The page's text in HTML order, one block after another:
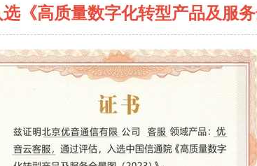
《高质量数字化转型产品及服